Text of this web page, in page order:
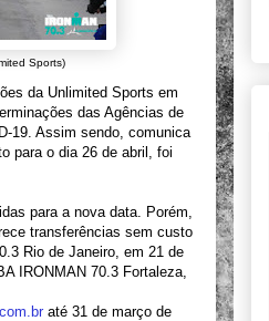
Sports)
da Unlimited Sports em
das Agências de
19. Assim sendo, comunica
para o dia 26 de abril, foi
para a nova data. Porém,
transferências sem custo
Rio de Janeiro, em 21 de
IRONMAN 70.3 Fortaleza,
até 31 de março de